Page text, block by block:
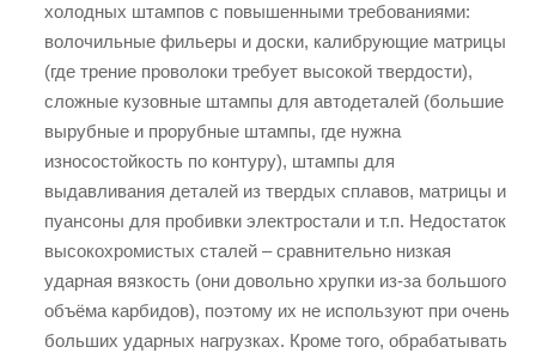
холодных штампов с повышенными требованиями:
волочильные фильеры и доски, калибрующие матрицы
(где трение проволоки требует высокой твердости),
сложные кузовные штампы для автодеталей (большие
вырубные и прорубные штампы, где нужна
износостойкость по контуру), штампы для
выдавливания деталей из твердых сплавов, матрицы и
пуансоны для пробивки электростали и т.п. Недостаток
высокохромистых сталей – сравнительно низкая
ударная вязкость (они довольно хрупки из-за большого
объёма карбидов), поэтому их не используют при очень
больших ударных нагрузках. Кроме того, обрабатывать